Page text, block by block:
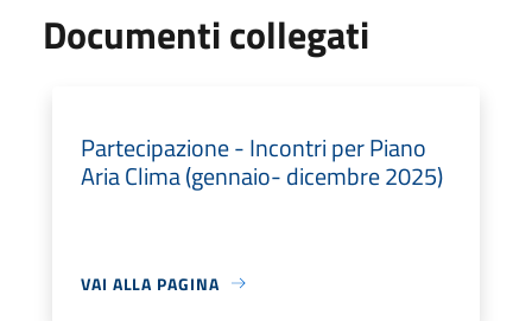
Documenti collegati
Partecipazione - Incontri per Piano
Aria Clima (gennaio- dicembre 2025)
VAI ALLA PAGINA